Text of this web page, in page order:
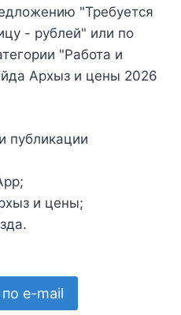
"Требуется
- рублей" или по
"Работа и
Архыз и цены 2026
публикации
и цены;
e-mail